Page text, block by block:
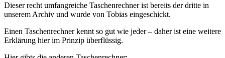
Dieser recht umfangreiche Taschenrechner ist bereits der dritte in
unserem Archiv und wurde von Tobias eingeschickt.
Einen Taschenrechner kennt so gut wie jeder – daher ist eine weitere
Erklärung hier im Prinzip überflüssig.